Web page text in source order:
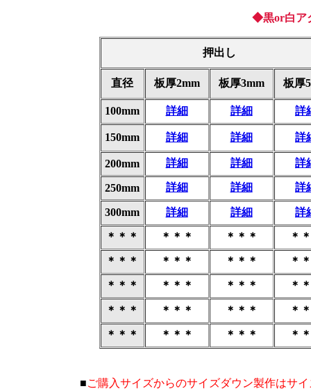
◆黒or白ア
押出し
直径 板厚2mm 板厚3mm 板厚
100mm 詳細 詳細 詳
150mm 詳細 詳細 詳
200mm 詳細 詳細 詳
250mm 詳細 詳細 詳
300mm 詳細 詳細 詳
＊＊＊ ＊＊＊ ＊＊＊ ＊
＊＊＊ ＊＊＊ ＊＊＊ ＊
＊＊＊ ＊＊＊ ＊＊＊ ＊
＊＊＊ ＊＊＊ ＊＊＊ ＊
＊＊＊ ＊＊＊ ＊＊＊ ＊
■ご購入サイズからのサイズダウン製作はサ